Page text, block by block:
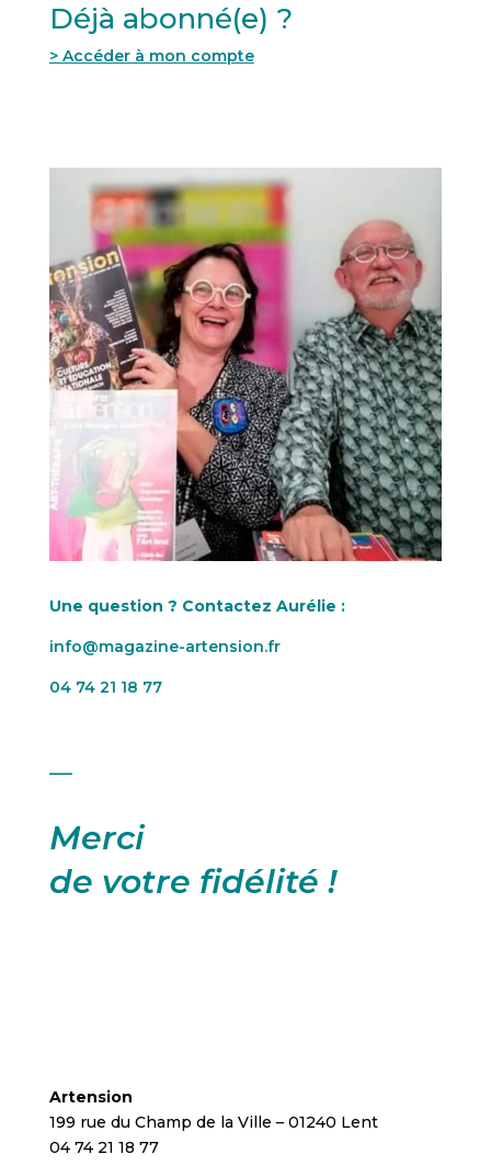
Déjà abonné(e) ?
> Accéder à mon compte
Une question ? Contactez Aurélie :
info@magazine-artension.fr
04 74 21 18 77
___
Merci
de votre fidélité !
Artension
199 rue du Champ de la Ville – 01240 Lent
04 74 21 18 77